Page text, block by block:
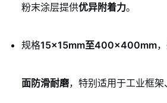
粉末涂层提供优异附着力。
规格15×15mm至400×400mm
面防滑耐磨，特别适用于工业框